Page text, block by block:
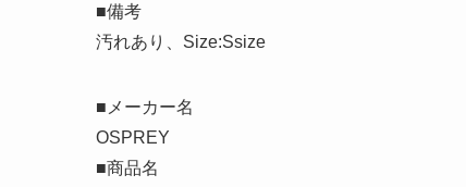
■備考
汚れあり、Size:Ssize
■メーカー名
OSPREY
■商品名